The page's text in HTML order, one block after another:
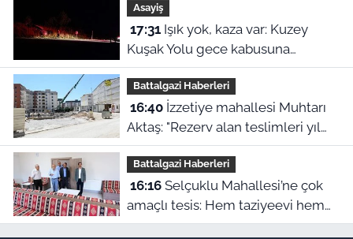
edildi
Asayiş
17:31Işık yok, kaza var: Kuzey
Kuşak Yolu gece kabusuna
dönüştü!
Battalgazi Haberleri
16:40İzzetiye mahallesi Muhtarı
Aktaş: "Rezerv alan teslimleri yıl
sonunu bulur"
Battalgazi Haberleri
16:16Selçuklu Mahallesi’ne çok
amaçlı tesis: Hem taziyeevi hem
kültür merkezi